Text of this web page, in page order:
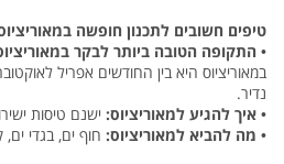
טיפים חשובים לתכנון חופשה
• התקופה הטובה ביותר לבקר
במאוריציוס היא בין החודשים אפריל
נדיר.
• איך להגיע למאוריציוס: ישנם טיסות
• מה להביא למאוריציוס: חוף ים, בגדי